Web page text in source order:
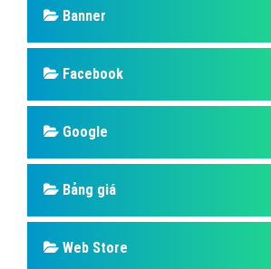
Banner
Facebook
Google
Bảng giá
Web Store